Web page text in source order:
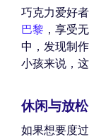
巧克力爱好
巴黎 ，享受
中，发现制
小孩来说，
休闲与放松
如果想要度